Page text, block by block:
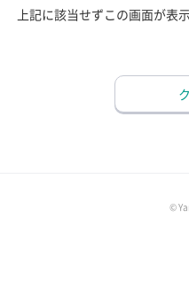
上記に該当せずこの画面が表
©